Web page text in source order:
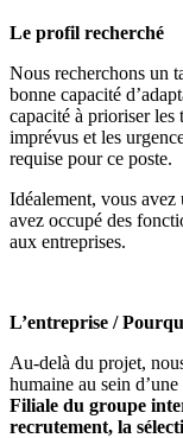
Le profil recherché
Nous recherchons un
bonne capacité
capacité à prioriser les
imprévus et les
requise pour ce poste.
Idéalement, vous avez
avez occupé des
aux entreprises.
L’entreprise /
Au-delà du projet,
humaine au sein
Filiale du groupe
recrutement, la